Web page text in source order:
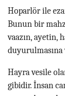
Hoparlör ile
Bunun bir
vaazın, ayetin,
duyurulmasına
Hayra vesile
gibidir. İnsan